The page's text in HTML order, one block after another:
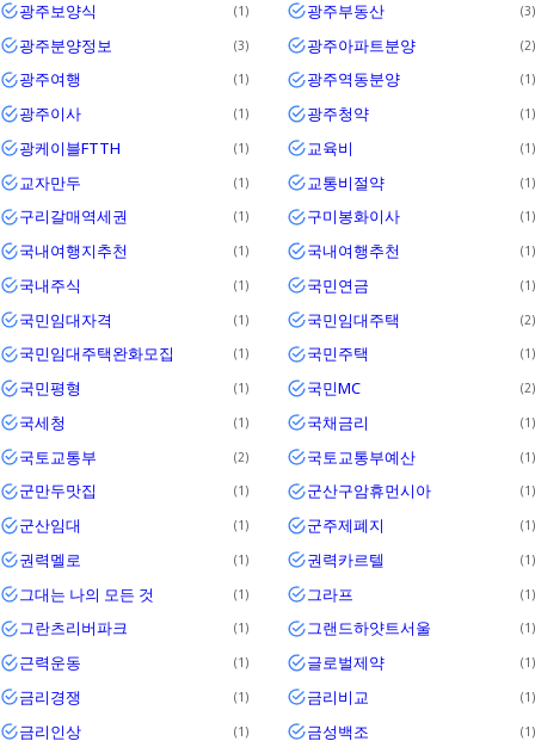
광주보양식 1 광주부동산 3
광주분양정보 3 광주아파트분양 2
광주여행 1 광주역동분양 1
광주이사 1 광주청약 1
광케이블FTTH 1 교육비 1
교자만두 1 교통비절약 1
구리갈매역세권 1 구미봉화이사 1
국내여행지추천 1 국내여행추천 1
국내주식 1 국민연금 1
국민임대자격 1 국민임대주택 2
국민임대주택완화모집 1 국민주택 1
국민평형 1 국민MC 2
국세청 1 국채금리 1
국토교통부 2 국토교통부예산 1
군만두맛집 1 군산구암휴먼시아 1
군산임대 1 군주제폐지 1
권력멜로 1 권력카르텔 1
그대는 나의 모든 것 1 그라프 1
그란츠리버파크 1 그랜드하얏트서울 1
근력운동 1 글로벌제약 1
금리경쟁 1 금리비교 1
금리인상 1 금성백조 1